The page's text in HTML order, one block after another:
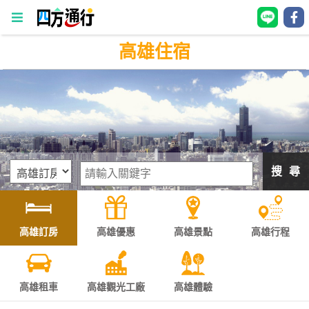
四
行
訂
房
灣
訂
房
直接跟飯店訂房HOT
高雄住宿
搜 尋
高雄訂房 高雄優惠 高雄景點 高雄行程
高雄租車 高雄觀光工廠 高雄體驗